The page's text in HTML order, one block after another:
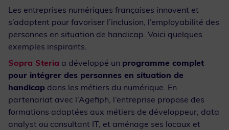
Les entreprises numériques françaises innovent et
s’adaptent pour favoriser l’inclusion, l’employabilité des
personnes en situation de handicap. Voici quelques
exemples inspirants.
Sopra Steria a développé un programme complet
pour intégrer des personnes en situation de
handicap dans les métiers du numérique. En
partenariat avec l’Agefiph, l’entreprise propose des
formations adaptées aux métiers de développeur, data
analyst ou consultant IT, et aménage ses locaux et